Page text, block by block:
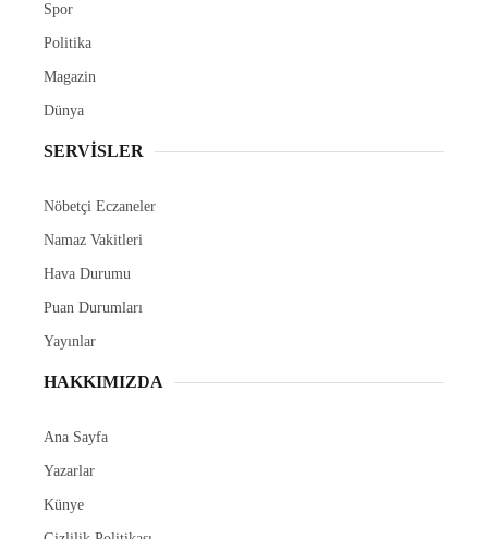
Spor
Politika
Magazin
Dünya
SERVİSLER
Nöbetçi Eczaneler
Namaz Vakitleri
Hava Durumu
Puan Durumları
Yayınlar
HAKKIMIZDA
Ana Sayfa
Yazarlar
Künye